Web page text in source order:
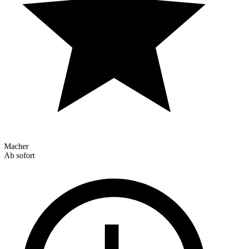
Macher
Ab sofort